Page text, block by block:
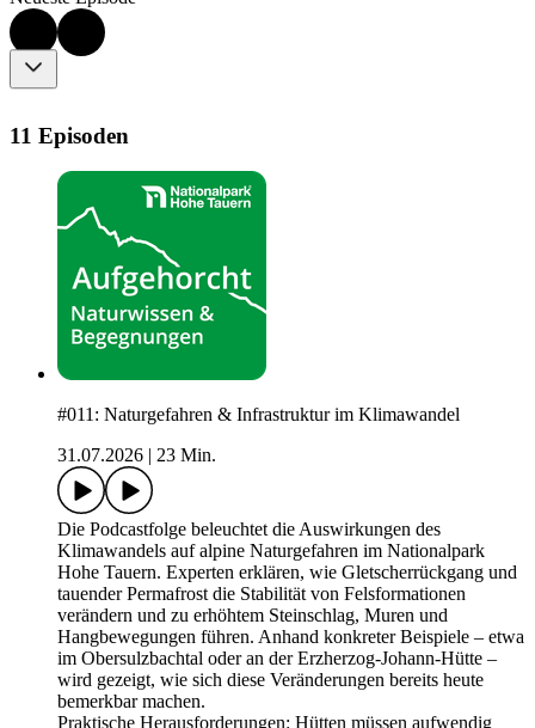
11 Episoden
#011: Naturgefahren & Infrastruktur im Klimawandel
31.07.2026
23 Min.
Die Podcastfolge beleuchtet die Auswirkungen des
Klimawandels auf alpine Naturgefahren im Nationalpark
Hohe Tauern. Experten erklären, wie Gletscherrückgang und
tauender Permafrost die Stabilität von Felsformationen
verändern und zu erhöhtem Steinschlag, Muren und
Hangbewegungen führen. Anhand konkreter Beispiele – etwa
im Obersulzbachtal oder an der Erzherzog-Johann-Hütte –
wird gezeigt, wie sich diese Veränderungen bereits heute
bemerkbar machen.
Praktische Herausforderungen: Hütten müssen aufwendig